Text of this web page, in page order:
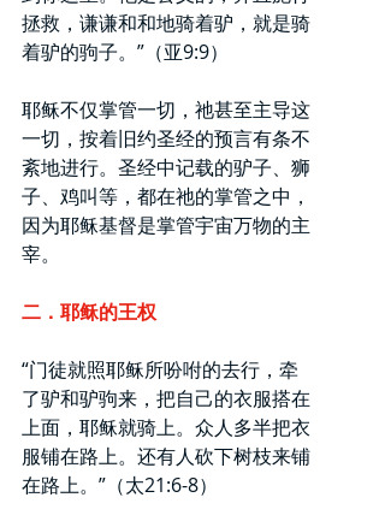
拯救，谦谦和和地骑着驴，就是骑
着驴的驹子。”（亚9:9）
耶稣不仅掌管一切，祂甚至主导这
一切，按着旧约圣经的预言有条不
紊地进行。圣经中记载的驴子、狮
子、鸡叫等，都在祂的掌管之中，
因为耶稣基督是掌管宇宙万物的主
宰。
二． 耶稣的王权
“门徒就照耶稣所吩咐的去行，牵
了驴和驴驹来，把自己的衣服搭在
上面，耶稣就骑上。众人多半把衣
服铺在路上。还有人砍下树枝来铺
在路上。”（太21:6-8）